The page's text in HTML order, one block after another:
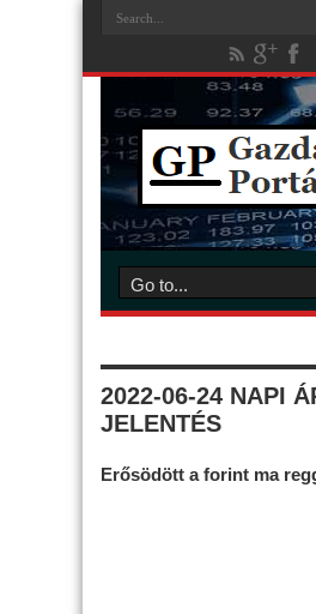
2022-06-24 NAPI
JELENTÉS
Erősödött a forint ma